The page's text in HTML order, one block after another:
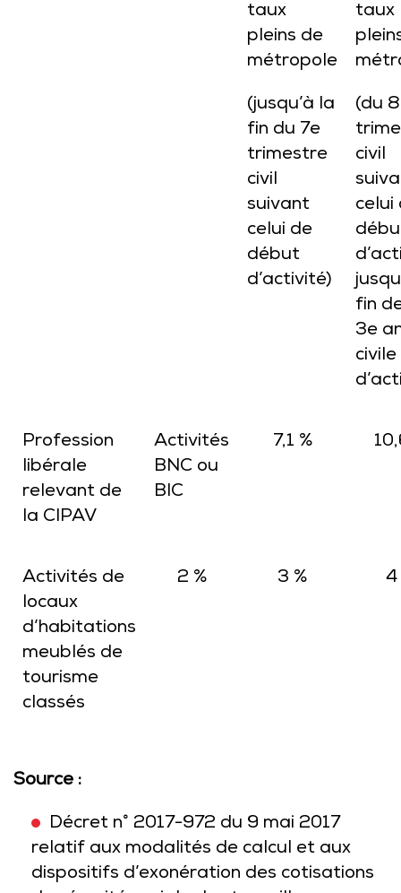
taux
pleins de
métropole
(jusqu’à la
fin du 7e
trimestre
civil
suivant
celui de
début
d’activité)
taux
(du
civil
celui
fin
3e
civile
Profession
libérale
relevant de
la CIPAV
Activités
BNC ou
BIC
7,1 %
Activités de
locaux
d’habitations
meublés de
tourisme
classés
2 % 3 % 4
Source :
Décret n° 2017-972 du 9 mai 2017
relatif aux modalités de calcul et aux
dispositifs d’exonération des cotisations